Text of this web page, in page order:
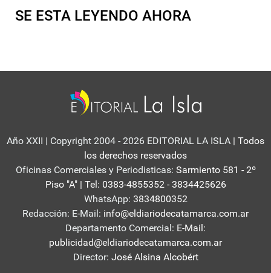
SE ESTA LEYENDO AHORA
Año XXII | Copyright 2004 - 2026 EDITORIAL LA ISLA | Todos
los derechos reservados
Oficinas Comerciales y Periodisticas: Sarmiento 581 - 2º
Piso "A" | Tel: 0383-4855352 - 3834425626
WhatsApp: 3834800352
Redacción: E-Mail: info@eldiariodecatamarca.com.ar
Departamento Comercial: E-Mail:
publicidad@eldiariodecatamarca.com.ar
Director: José Alsina Alcobért